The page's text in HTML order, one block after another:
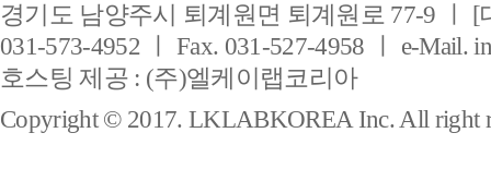
경기도 남양주시 퇴계원면 퇴계원로 77-9 ㅣ [
031-573-4952 ㅣ Fax. 031-527-4958 ㅣ e-Mail.
호스팅 제공 : (주)엘케이랩코리아
Copyright © 2017. LKLABKOREA Inc. All right